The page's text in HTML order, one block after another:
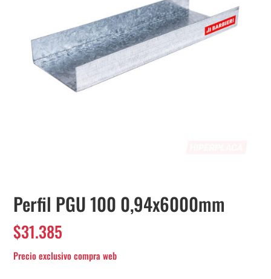
Perfil PGU 100 0,94x6000mm
$31.385